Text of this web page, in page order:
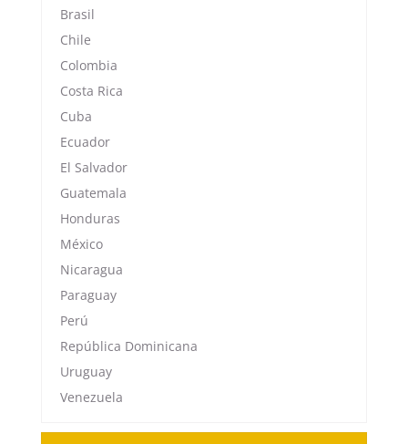
Brasil
Chile
Colombia
Costa Rica
Cuba
Ecuador
El Salvador
Guatemala
Honduras
México
Nicaragua
Paraguay
Perú
República Dominicana
Uruguay
Venezuela